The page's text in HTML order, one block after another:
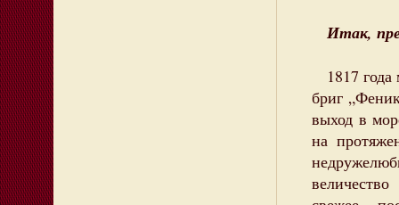
Итак,
1817 года
бриг
выход в
на